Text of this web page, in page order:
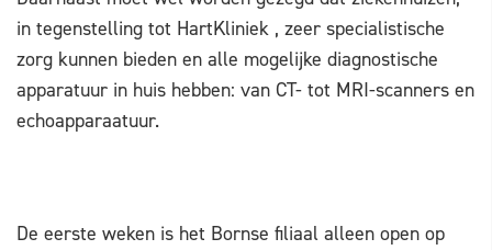
in tegenstelling tot HartKliniek , zeer specialistische
zorg kunnen bieden en alle mogelijke diagnostische
apparatuur in huis hebben: van CT- tot MRI-scanners en
echoapparaatuur.
De eerste weken is het Bornse filiaal alleen open op